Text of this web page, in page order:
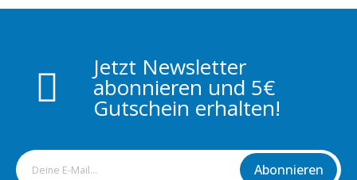
Jetzt Newsletter
abonnieren und 5€
Gutschein erhalten!
Abonnieren